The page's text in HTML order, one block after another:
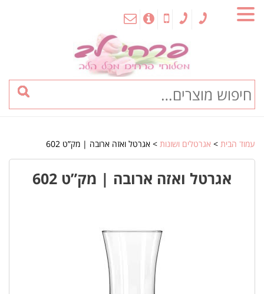
עמוד הבית > אגרטלים ושונות > אגרטל ואזה ארובה | מק”ט 602
אגרטל ואזה ארובה | מק”ט 602